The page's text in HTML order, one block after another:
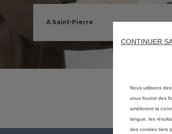
A Saint-Pierre
CONTINUER
Nous utilisons
vous fournir des
améliorent la
langue, les
des cookies tiers